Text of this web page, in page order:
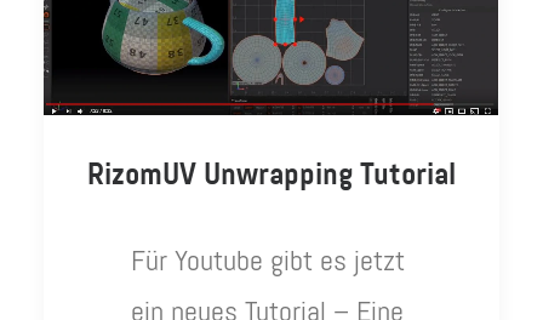
RizomUV Unwrapping Tutorial
Für Youtube gibt es jetzt
ein neues Tutorial – Eine